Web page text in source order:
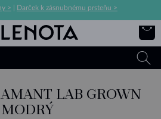
> Darček k zásnubnému prsteňu >
LAB GROWN
MODRÝ